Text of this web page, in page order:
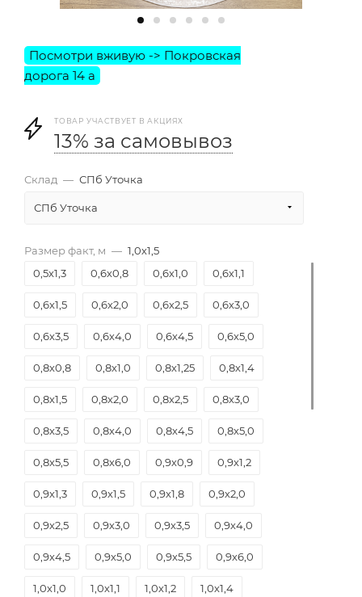
ТОВАР УЧАСТВУЕТ В АКЦИЯХ
13% за самовывоз
Склад — СПб Уточка
СПб Уточка
Размер факт, м — 1,0х1,5
0,5х1,3
0,6х0,8 0,6х1,0 0,6х1,1
0,6х1,5 0,6х2,0 0,6х2,5 0,6х3,0
0,6х3,5 0,6х4,0 0,6х4,5 0,6х5,0
0,8х0,8 0,8х1,0 0,8х1,25 0,8х1,4
0,8х1,5 0,8х2,0 0,8х2,5 0,8х3,0
0,8х3,5 0,8х4,0 0,8х4,5 0,8х5,0
0,8х5,5 0,8х6,0 0,9х0,9 0,9х1,2
0,9х1,3 0,9х1,5 0,9х1,8 0,9х2,0
0,9х2,5 0,9х3,0 0,9х3,5 0,9х4,0
0,9х4,5 0,9х5,0 0,9х5,5 0,9х6,0
1,0х1,0 1,0х1,1 1,0х1,2 1,0х1,4